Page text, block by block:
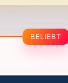
BELIEBT